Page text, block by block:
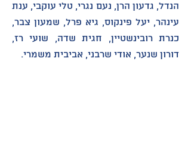
הנדל, גדעון הרן, נעם נגרי, טלי עוקבי, ענת
עינהר, יעל פינקוס, גיא פרל, שמעון צבר,
כנרת רובינשטיין, חגית שדה, שועי רז,
דורון שנער, אודי שרבני, אביבית משמרי.